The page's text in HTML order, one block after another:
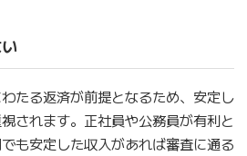
たる返済が前提となるため、安定し
されます。正社員や公務員が有利と
も安定した収入があれば審査に通る